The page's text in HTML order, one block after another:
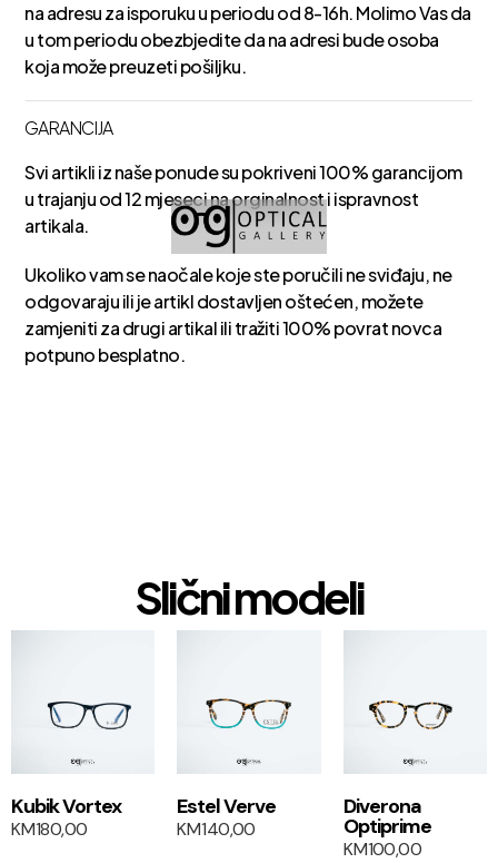
na adresu za isporuku u periodu od 8-16h. Molimo Vas da
u tom periodu obezbjedite da na adresi bude osoba
koja može preuzeti pošiljku.
GARANCIJA
Svi artikli iz naše ponude su pokriveni 100% garancijom
u trajanju od 12 mjeseci na orginalnost i ispravnost
artikala.
Ukoliko vam se naočale koje ste poručili ne sviđaju, ne
odgovaraju ili je artikl dostavljen oštećen, možete
zamjeniti za drugi artikal ili tražiti 100% povrat novca
potpuno besplatno.
Slični modeli
1+1
Kubik Vortex
KM180,00
Estel Verve
KM140,00
1+1
Diverona
Optiprime
KM100,00